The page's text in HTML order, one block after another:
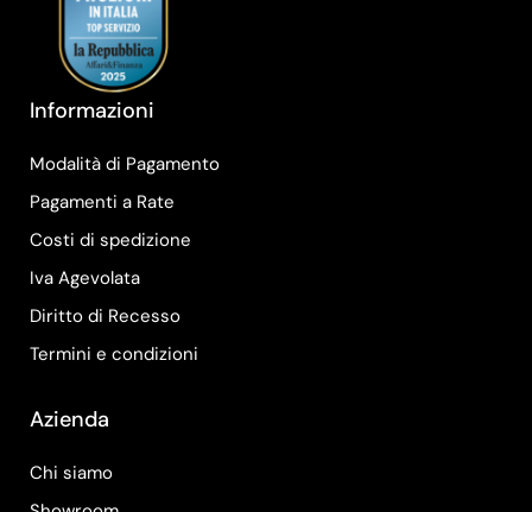
Informazioni
Modalità di Pagamento
Pagamenti a Rate
Costi di spedizione
Iva Agevolata
Diritto di Recesso
Termini e condizioni
Azienda
Chi siamo